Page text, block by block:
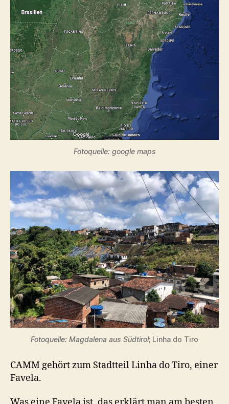
Fotoquelle: google maps
Fotoquelle: Magdalena aus Südtirol; Linha do Tiro
CAMM gehört zum Stadtteil Linha do Tiro, einer
Favela.